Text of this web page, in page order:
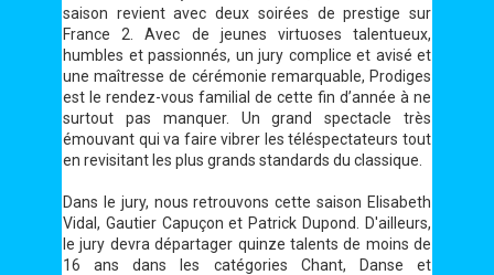
saison revient avec deux soirées de prestige sur
France 2. Avec de jeunes virtuoses talentueux,
humbles et passionnés, un jury complice et avisé et
une maîtresse de cérémonie remarquable, Prodiges
est le rendez-vous familial de cette fin d’année à ne
surtout pas manquer. Un grand spectacle très
émouvant qui va faire vibrer les téléspectateurs tout
en revisitant les plus grands standards du classique.
Dans le jury, nous retrouvons cette saison Elisabeth
Vidal, Gautier Capuçon et Patrick Dupond. D'ailleurs,
le jury devra départager quinze talents de moins de
16 ans dans les catégories Chant, Danse et